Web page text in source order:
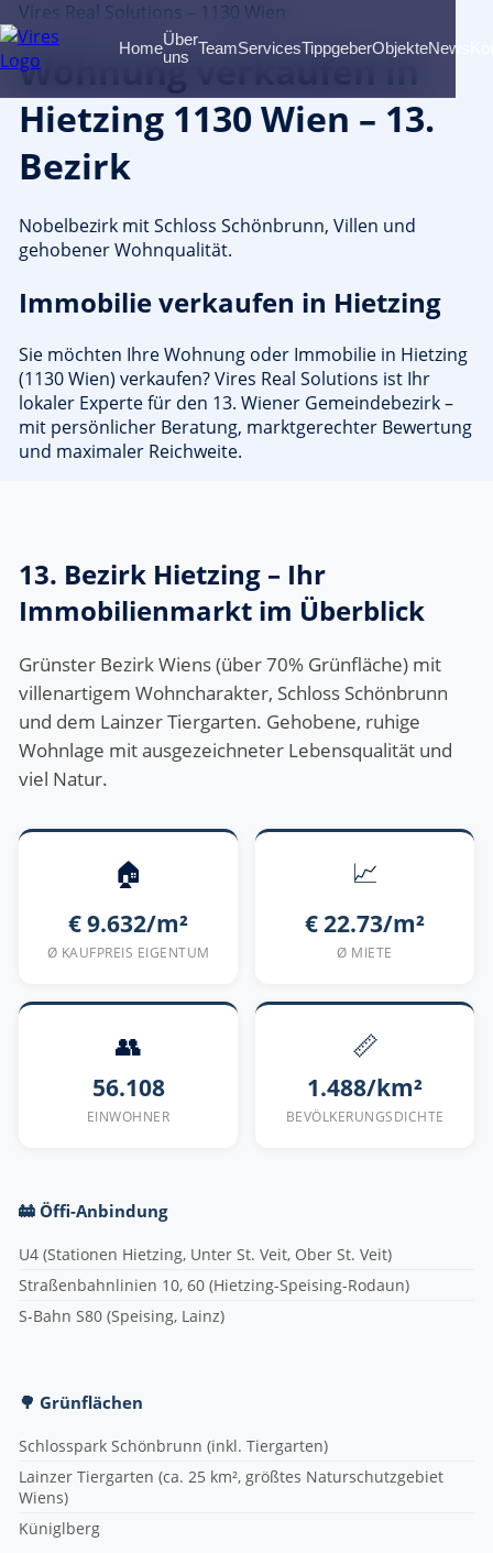
HomeÜber
uns TeamServicesTippgeberObjekteNews
Vires Real Solutions – 1130 Wien
Wohnung verkaufen in
Hietzing 1130 Wien – 13.
Bezirk
Nobelbezirk mit Schloss Schönbrunn, Villen und
gehobener Wohnqualität.
Immobilie verkaufen in Hietzing
Sie möchten Ihre Wohnung oder Immobilie in Hietzing
(1130 Wien) verkaufen? Vires Real Solutions ist Ihr
lokaler Experte für den 13. Wiener Gemeindebezirk –
mit persönlicher Beratung, marktgerechter Bewertung
und maximaler Reichweite.
13. Bezirk Hietzing – Ihr
Immobilienmarkt im Überblick
Grünster Bezirk Wiens (über 70% Grünfläche) mit
villenartigem Wohncharakter, Schloss Schönbrunn
und dem Lainzer Tiergarten. Gehobene, ruhige
Wohnlage mit ausgezeichneter Lebensqualität und
viel Natur.
🏠
€ 9.632/m²
Ø KAUFPREIS EIGENTUM
📈
€ 22.73/m²
Ø MIETE
👥
56.108
EINWOHNER
📏
1.488/km²
BEVÖLKERUNGSDICHTE
🚋 Öffi-Anbindung
U4 (Stationen Hietzing, Unter St. Veit, Ober St. Veit)
Straßenbahnlinien 10, 60 (Hietzing-Speising-Rodaun)
S-Bahn S80 (Speising, Lainz)
🌳 Grünflächen
Schlosspark Schönbrunn (inkl. Tiergarten)
Lainzer Tiergarten (ca. 25 km², größtes Naturschutzgebiet
Wiens)
Küniglberg